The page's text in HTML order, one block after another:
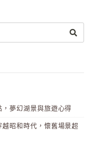
夢幻湖景與旅遊心得
昭和時代，懷舊場景超